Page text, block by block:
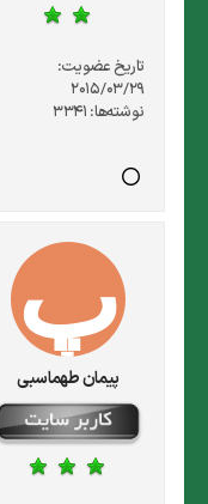
تاریخ عضویت:
2015/03/29
نوشته‌ها: 3341
پیمان طهماسبی